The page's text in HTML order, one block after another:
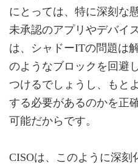
にとっては、特に深刻な
未承認のアプリやデバイ
は、シャドーITの問題は
のようなブロックを回避
つけるでしょうし、もと
する必要があるのかを正
可能だからです。
CISOは、このように深刻